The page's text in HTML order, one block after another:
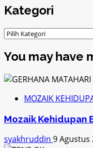
Kategori
Kategori
You may have
MOZAIK
Mozaik Kehidupan
syakhruddin 9 Agustus